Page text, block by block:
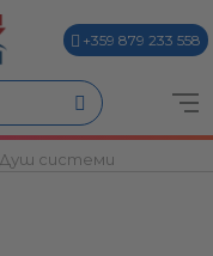
+359 879 233 558
Душ системи